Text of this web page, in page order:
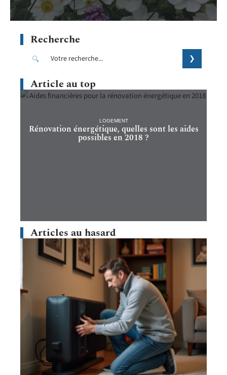
Recherche
Article au top
LOGEMENT
Rénovation énergétique, quelles sont les aides
possibles en 2018 ?
Articles au hasard